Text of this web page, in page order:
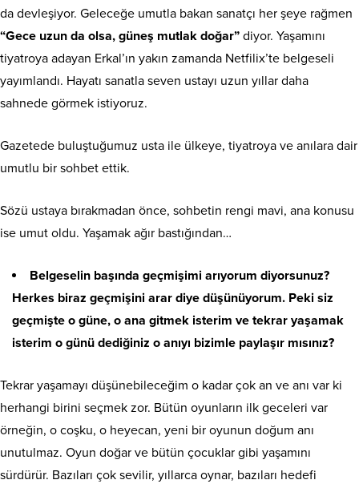
da devleşiyor. Geleceğe umutla bakan sanatçı her şeye rağmen
“Gece uzun da olsa, güneş mutlak doğar” diyor. Yaşamını
tiyatroya adayan Erkal’ın yakın zamanda Netfilix’te belgeseli
yayımlandı. Hayatı sanatla seven ustayı uzun yıllar daha
sahnede görmek istiyoruz.
Gazetede buluştuğumuz usta ile ülkeye, tiyatroya ve anılara dair
umutlu bir sohbet ettik.
Sözü ustaya bırakmadan önce, sohbetin rengi mavi, ana konusu
ise umut oldu. Yaşamak ağır bastığından…
Belgeselin başında geçmişimi arıyorum diyorsunuz?
Herkes biraz geçmişini arar diye düşünüyorum. Peki siz
geçmişte o güne, o ana gitmek isterim ve tekrar yaşamak
isterim o günü dediğiniz o anıyı bizimle paylaşır mısınız?
Tekrar yaşamayı düşünebileceğim o kadar çok an ve anı var ki
herhangi birini seçmek zor. Bütün oyunların ilk geceleri var
örneğin, o coşku, o heyecan, yeni bir oyunun doğum anı
unutulmaz. Oyun doğar ve bütün çocuklar gibi yaşamını
sürdürür. Bazıları çok sevilir, yıllarca oynar, bazıları hedefi